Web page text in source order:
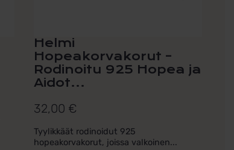
Helmi
Hopeakorvakorut –
Rodinoitu 925 Hopea ja
Aidot...
32,00 €
Tyylikkäät rodinoidut 925
hopeakorvakorut, joissa valkoinen...